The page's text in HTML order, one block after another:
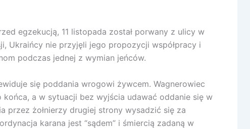
egzekucją, 11 listopada został porwany z ulicy w
Ukraińcy nie przyjęli jego propozycji współpracy i
podczas jednej z wymian jeńców.
się poddania wrogowi żywcem. Wagnerowiec
a w sytuacji bez wyjścia udawać oddanie się w
przez żołnierzy drugiej strony wysadzić się za
karana jest “sądem” i śmiercią zadaną w